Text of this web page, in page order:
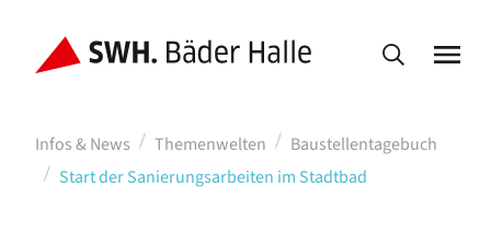
Infos & News Themenwelten
Baustellentagebuch
Start der Sanierungsarbeiten im Stadtbad